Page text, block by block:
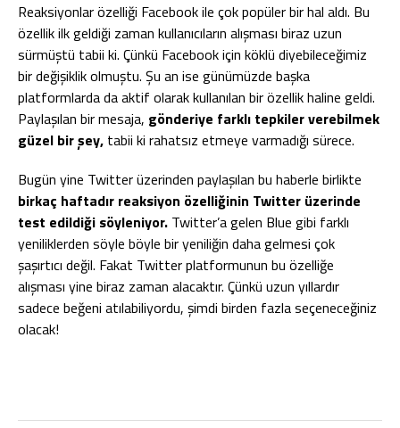
Reaksiyonlar özelliği Facebook ile çok popüler bir hal aldı. Bu
özellik ilk geldiği zaman kullanıcıların alışması biraz uzun
sürmüştü tabii ki. Çünkü Facebook için köklü diyebileceğimiz
bir değişiklik olmuştu. Şu an ise günümüzde başka
platformlarda da aktif olarak kullanılan bir özellik haline geldi.
Paylaşılan bir mesaja, gönderiye farklı tepkiler verebilmek
güzel bir şey, tabii ki rahatsız etmeye varmadığı sürece.
Bugün yine Twitter üzerinden paylaşılan bu haberle birlikte
birkaç haftadır reaksiyon özelliğinin Twitter üzerinde
test edildiği söyleniyor. Twitter’a gelen Blue gibi farklı
yeniliklerden söyle böyle bir yeniliğin daha gelmesi çok
şaşırtıcı değil. Fakat Twitter platformunun bu özelliğe
alışması yine biraz zaman alacaktır. Çünkü uzun yıllardır
sadece beğeni atılabiliyordu, şimdi birden fazla seçeneceğiniz
olacak!